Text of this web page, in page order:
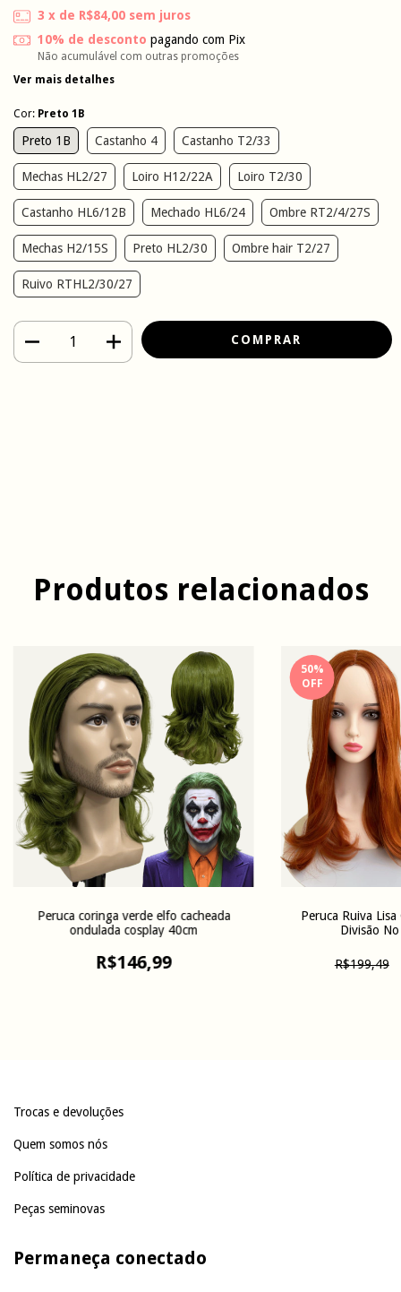
3 x de R$84,00 sem juros
10% de desconto pagando com Pix
Não acumulável com outras promoções
Ver mais detalhes
Cor: Preto 1B
Preto 1B Castanho 4 Castanho T2/33
Mechas HL2/27 Loiro H12/22A Loiro T2/30
Castanho HL6/12B Mechado HL6/24 Ombre RT2/4/27S
Mechas H2/15S Preto HL2/30 Ombre hair T2/27
Ruivo RTHL2/30/27
Produtos relacionados
Peruca coringa verde elfo cacheada
ondulada cosplay 40cm
R$146,99
50%
OFF
Peruca Ruiva
Divisão
R$199,49
Trocas e devoluções
Quem somos nós
Política de privacidade
Peças seminovas
Permaneça conectado